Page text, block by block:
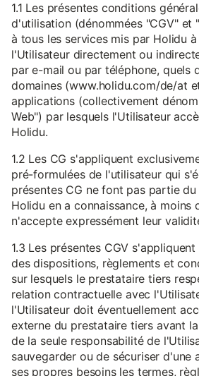
1.1 Les présentes conditions
d'utilisation (dénommées "CGV" et
à tous les services mis par Holidu
l'Utilisateur directement ou
par e-mail ou par téléphone, quels
domaines (www.holidu.com/de/at
applications (collectivement
Web") par lesquels l'Utilisateur
Holidu.
1.2 Les CG s'appliquent
pré-formulées de l'utilisateur qui
présentes CG ne font pas partie
Holidu en a connaissance, à moins
n'accepte expressément leur
1.3 Les présentes CGV
des dispositions, règlements et
sur lesquels le prestataire tiers
relation contractuelle avec
l'Utilisateur doit éventuellement
externe du prestataire tiers avant
de la seule responsabilité de
sauvegarder ou de sécuriser d'une
ses propres besoins les termes,